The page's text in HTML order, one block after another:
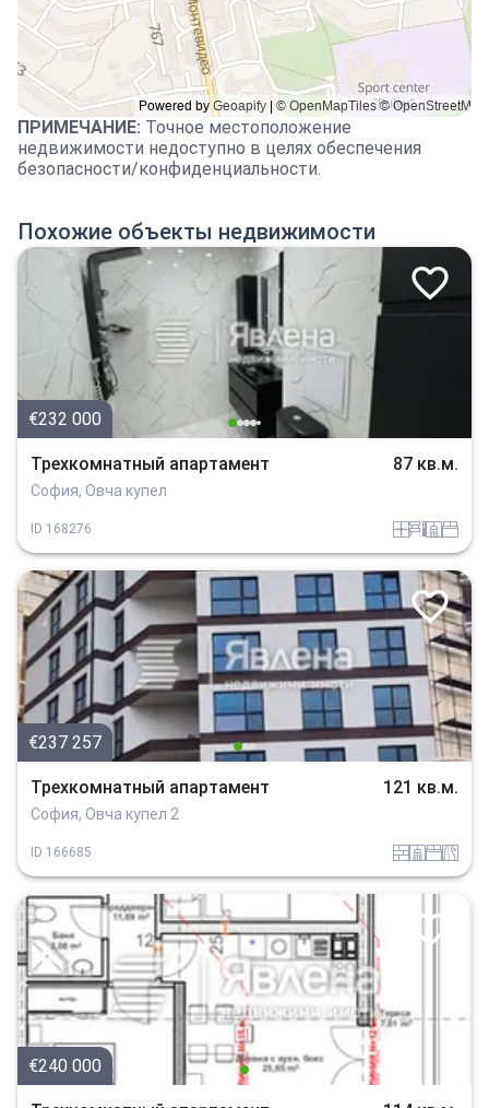
ПРИМЕЧАНИЕ: Точное местоположение
недвижимости недоступно в целях обеспечения
безопасности/конфиденциальности.
Похожие объекты недвижимости
€232 000
Трехкомнатный апартамент 87 кв.м.
София, Овча купел
ID 168276 panelobzavejdne_2 sanitarno_pomeshtenie spalnia
€237 257
Трехкомнатный апартамент 121 кв.м.
София, Овча купел 2
ID 166685 tuhla sanitarno_pomeshtenie spalniav_blizost_do_asfaltiran_put
€240 000